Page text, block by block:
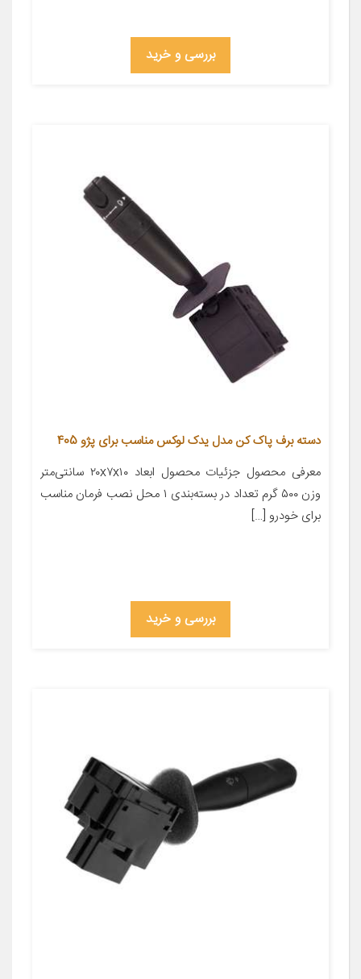
بررسی و خرید
دسته برف پاک کن مدل یدک لوکس مناسب برای پژو 405
معرفی محصول جزئیات محصول ابعاد ۲۰x۷x۱۰ سانتی‌متر
وزن ۵۰۰ گرم تعداد در بسته‌بندی ۱ محل نصب فرمان مناسب
برای خودرو […]
بررسی و خرید